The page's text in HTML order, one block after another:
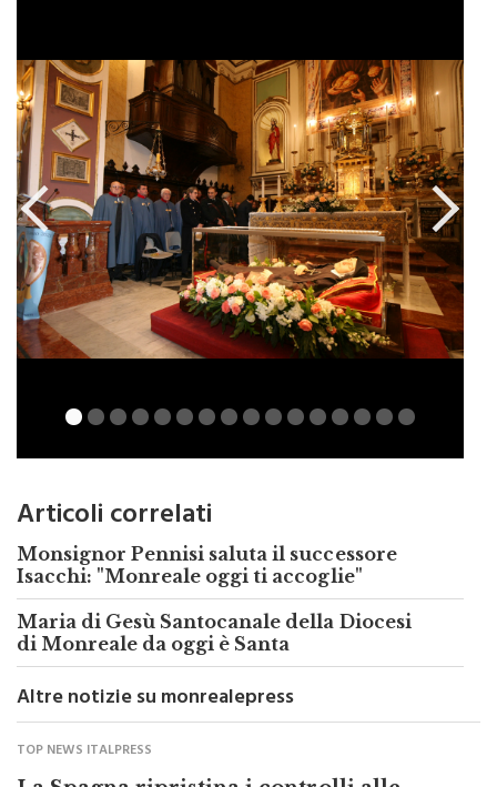
Monsignor Pennisi saluta il successore
Isacchi: "Monreale oggi ti accoglie"
Maria di Gesù Santocanale della Diocesi
di Monreale da oggi è Santa
Altre notizie su monrealepress
TOP NEWS ITALPRESS
La Spagna ripristina i controlli alle